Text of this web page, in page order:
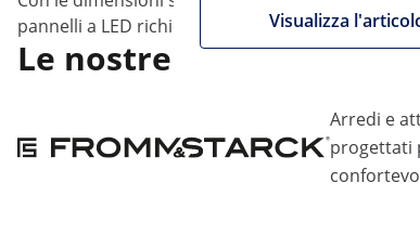
Visualizza
pannelli a LED richiede una profondità di
Le nostre marche
Arredi e
progettati